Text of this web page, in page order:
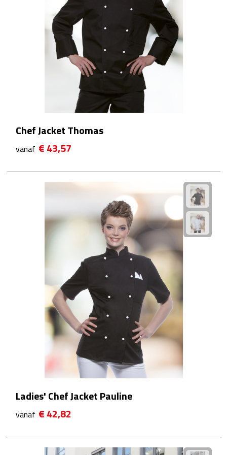
Beurs & Evenementen
Naambadges & naamkaarthouders
Stickers
Bureau Toebehoren
Bureaulampen
Bureau onderleggers
Bureau organizers
Bureausets
Bureau ventilatoren
Briefopeners
Gummen
Chef Jacket Thomas
vanaf € 43,57
Ladies' Chef Jacket Pauline
vanaf € 42,82